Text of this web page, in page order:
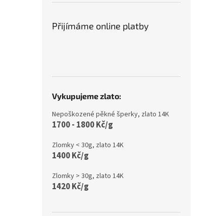
Přijímáme online platby
Vykupujeme zlato:
Nepoškozené pěkné šperky, zlato 14K
1700 - 1800 Kč/g
Zlomky < 30g, zlato 14K
1400 Kč/g
Zlomky > 30g, zlato 14K
1420 Kč/g